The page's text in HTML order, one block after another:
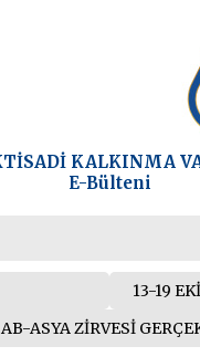
KALKINMA
E-Bülteni
13-19
AB-ASYA ZİRVESİ